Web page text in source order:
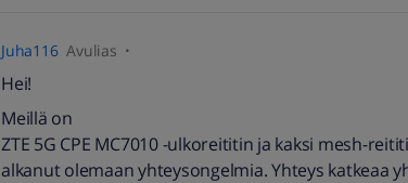
Juha116 Avulias
Hei!
Meillä on
ZTE 5G CPE MC7010 -ulkoreititin ja kaksi mesh-
alkanut olemaan yhteysongelmia. Yhteys katkeaa